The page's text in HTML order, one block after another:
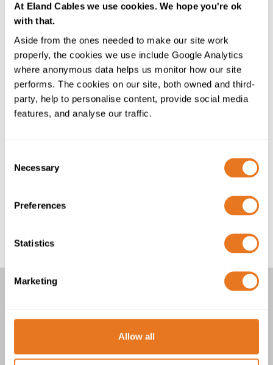
At Eland Cables we use cookies. We hope you're ok
with that.
Aside from the ones needed to make our site work
properly, the cookies we use include Google Analytics
where anonymous data helps us monitor how our site
performs. The cookies on our site, both owned and third-
party, help to personalise content, provide social media
features, and analyse our traffic.
Selection
Necessary
Preferences
Statistics
Marketing
Allow all
Mariz comentou: "Com a entrada do Andres na equipa,
a sua experiência será uma mais-valia para os nossos
clientes atuais, assim como abrirá portas a novos
projetos. Esta é uma oportunidade para demonstrar
ainda mais as nossas capacidades nestas regiões e
destacar a nossa expertise em setores-chave, incluindo
energia verde, automação industrial, exploração
encorajamos todos a conectarem-se com ele no
LinkedIn ou via email para discutir projetos futuros ou
Outros artigos
Declaração de 24/03/20 a respeito da COVID-19